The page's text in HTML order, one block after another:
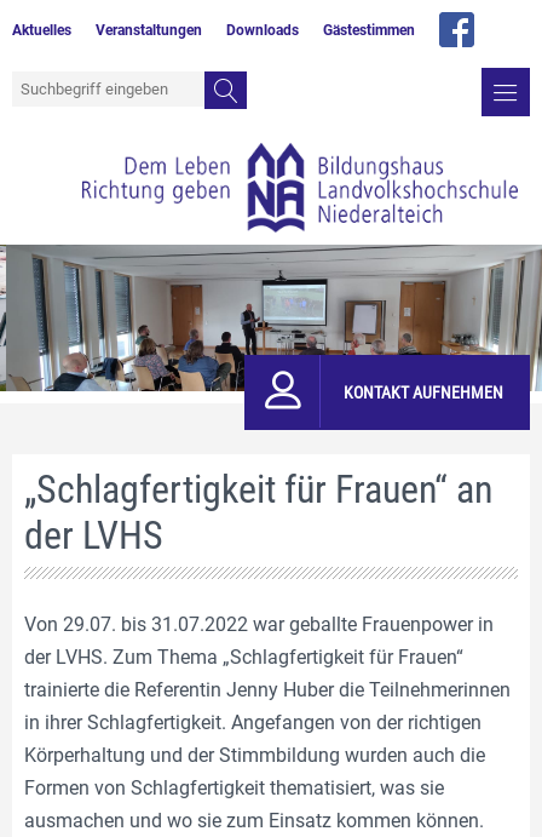
Aktuelles Veranstaltungen Downloads Gästestimmen
KONTAKT AUFNEHMEN
„Schlagfertigkeit für Frauen“ an
der LVHS
Von 29.07. bis 31.07.2022 war geballte Frauenpower in
der LVHS. Zum Thema „Schlagfertigkeit für Frauen“
trainierte die Referentin Jenny Huber die Teilnehmerinnen
in ihrer Schlagfertigkeit. Angefangen von der richtigen
Körperhaltung und der Stimmbildung wurden auch die
Formen von Schlagfertigkeit thematisiert, was sie
ausmachen und wo sie zum Einsatz kommen können.